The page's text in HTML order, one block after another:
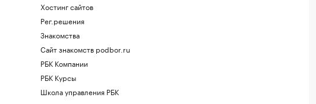
Хостинг сайтов
Рег.решения
Знакомства
Сайт знакомств podbor.ru
РБК Компании
РБК Курсы
Школа управления РБК